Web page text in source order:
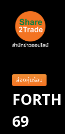
ส่องหุ้นร้อน
69